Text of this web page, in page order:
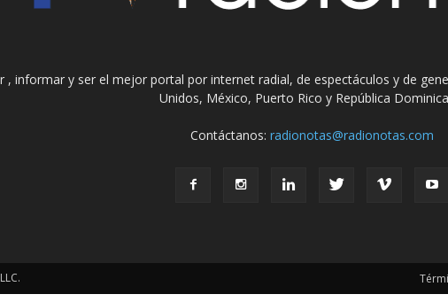
, informar y ser el mejor portal por internet radial, de espectáculos y de
Unidos, México, Puerto Rico y República
Contáctanos:radionotas@radionotas.com